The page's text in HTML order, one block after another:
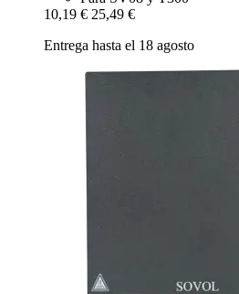
10,19 € 25,49 €
Entrega hasta el 18 agosto